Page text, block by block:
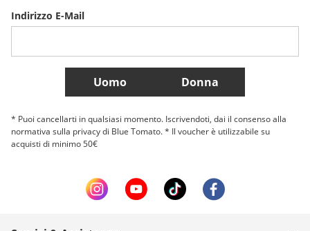
Belgique (Français) Danmark Norge
Più Paesi
Indirizzo E-Mail
Uomo Donna
* Puoi cancellarti in qualsiasi momento. Iscrivendoti, dai il consenso alla
normativa sulla privacy di Blue Tomato. * Il voucher è utilizzabile su
acquisti di minimo 50€